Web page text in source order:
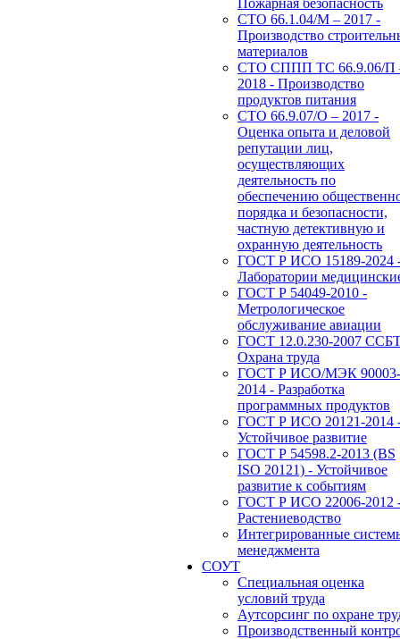
Пожарная безопасность
СТО 66.1.04/М – 2017 -
Производство
материалов
СТО СППП ТС 66.9.06/П
2018 - Производство
продуктов питания
СТО 66.9.07/О – 2017 -
Оценка опыта и деловой
репутации лиц,
осуществляющих
деятельность по
обеспечению
порядка и безопасности,
частную детективную и
охранную деятельность
ГОСТ Р ИСО 15189-2024
Лаборатории
ГОСТ Р 54049-2010 -
Метрологическое
обслуживание авиации
ГОСТ 12.0.230-2007
Охрана труда
ГОСТ Р ИСО/МЭК 90003-
2014 - Разработка
программных продуктов
ГОСТ Р ИСО 20121-2014
Устойчивое развитие
ГОСТ Р 54598.2-2013 (BS
ISO 20121) - Устойчивое
развитие к событиям
ГОСТ Р ИСО 22006-2012
Растениеводство
Интегрированные
менеджмента
СОУТ
Специальная оценка
условий труда
Аутсорсинг по охране
Производственный